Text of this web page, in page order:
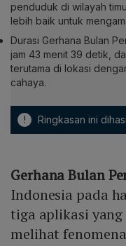
penduduk di wilayah
lebih baik untuk
Durasi Gerhana Bulan
jam 43 menit 39 detik,
terutama di lokasi
cahaya.
! Ringkasan ini
Gerhana Bulan
Indonesia pada
tiga aplikasi
melihat